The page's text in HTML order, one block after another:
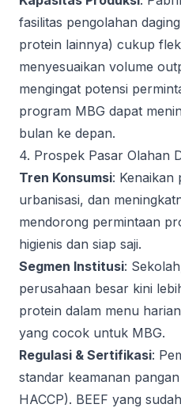
fasilitas pengolahan
protein lainnya) cukup
menyesuaikan volume
mengingat potensi
program MBG dapat
bulan ke depan.
4. Prospek Pasar Olahan
Tren Konsumsi: Kenaikan
urbanisasi, dan
mendorong permintaan
higienis dan siap saji.
Segmen Institusi:
perusahaan besar kini
protein dalam menu
yang cocok untuk MBG.
Regulasi & Sertifikasi:
standar keamanan
HACCP). BEEF yang